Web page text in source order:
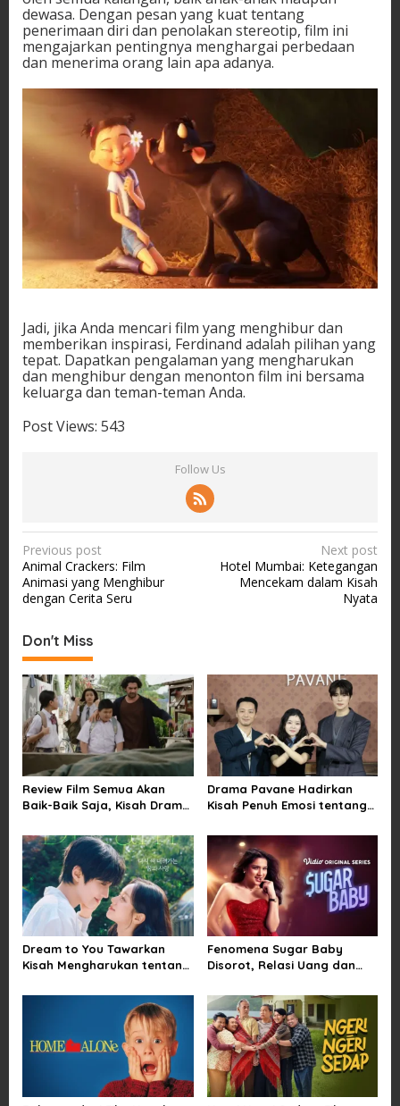
dewasa. Dengan pesan yang kuat tentang
penerimaan diri dan penolakan stereotip, film ini
mengajarkan pentingnya menghargai perbedaan
dan menerima orang lain apa adanya.
Jadi, jika Anda mencari film yang menghibur dan
memberikan inspirasi, Ferdinand adalah pilihan yang
tepat. Dapatkan pengalaman yang mengharukan
dan menghibur dengan menonton film ini bersama
keluarga dan teman-teman Anda.
Post Views: 543
Follow Us
P
o
s
n
a
v
i
g
a
t
o
n
Previous post
Animal Crackers: Film
Animasi yang Menghibur
dengan Cerita Seru
Next post
Hotel Mumbai: Ketegangan
Mencekam dalam Kisah
Nyata
Don't Miss
Review Film Semua Akan
Baik-Baik Saja, Kisah Drama
tentang Kehilangan dan
Harapan
Drama Pavane Hadirkan
Kisah Penuh Emosi tentang
Kesempatan Memulai
Kembali
Dream to You Tawarkan
Kisah Mengharukan tentang
yang Sempat Tertunda
Fenomena Sugar Baby
Disorot, Relasi Uang dan